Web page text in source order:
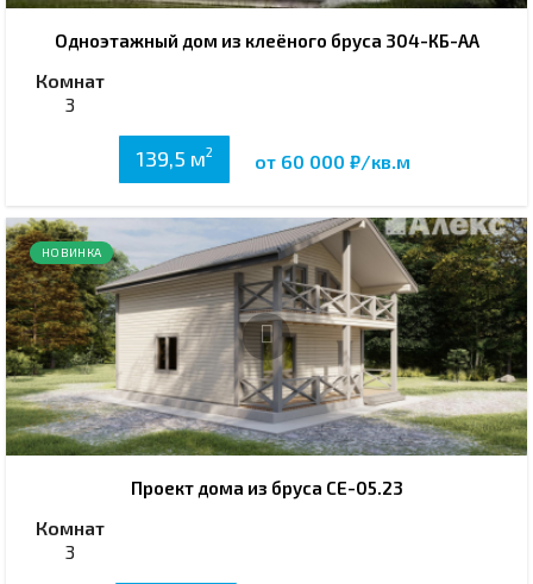
Одноэтажный дом из клеёного бруса 304-КБ-АА
Комнат
3
139,5 м2 от 60 000 ₽/кв.м
НОВИНКА
Проект дома из бруса СЕ-05.23
Комнат
3